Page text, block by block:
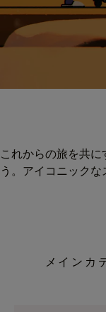
これからの旅を共
う。アイコニック
メインカ